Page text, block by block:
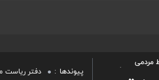
پیوندها دفتر ریاست